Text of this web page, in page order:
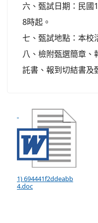
六、甄試日期：民國
8時起。
七、甄試地點：本校
八、檢附甄選簡章、
託書、報到切結書及
1) 694441f2ddeabb
4.doc